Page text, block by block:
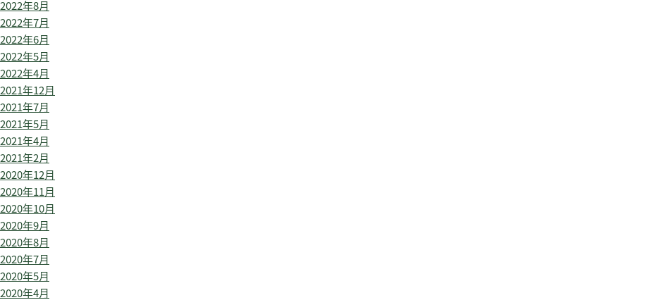
2022年8月
2022年7月
2022年6月
2022年5月
2022年4月
2021年12月
2021年7月
2021年5月
2021年4月
2021年2月
2020年12月
2020年11月
2020年10月
2020年9月
2020年8月
2020年7月
2020年5月
2020年4月